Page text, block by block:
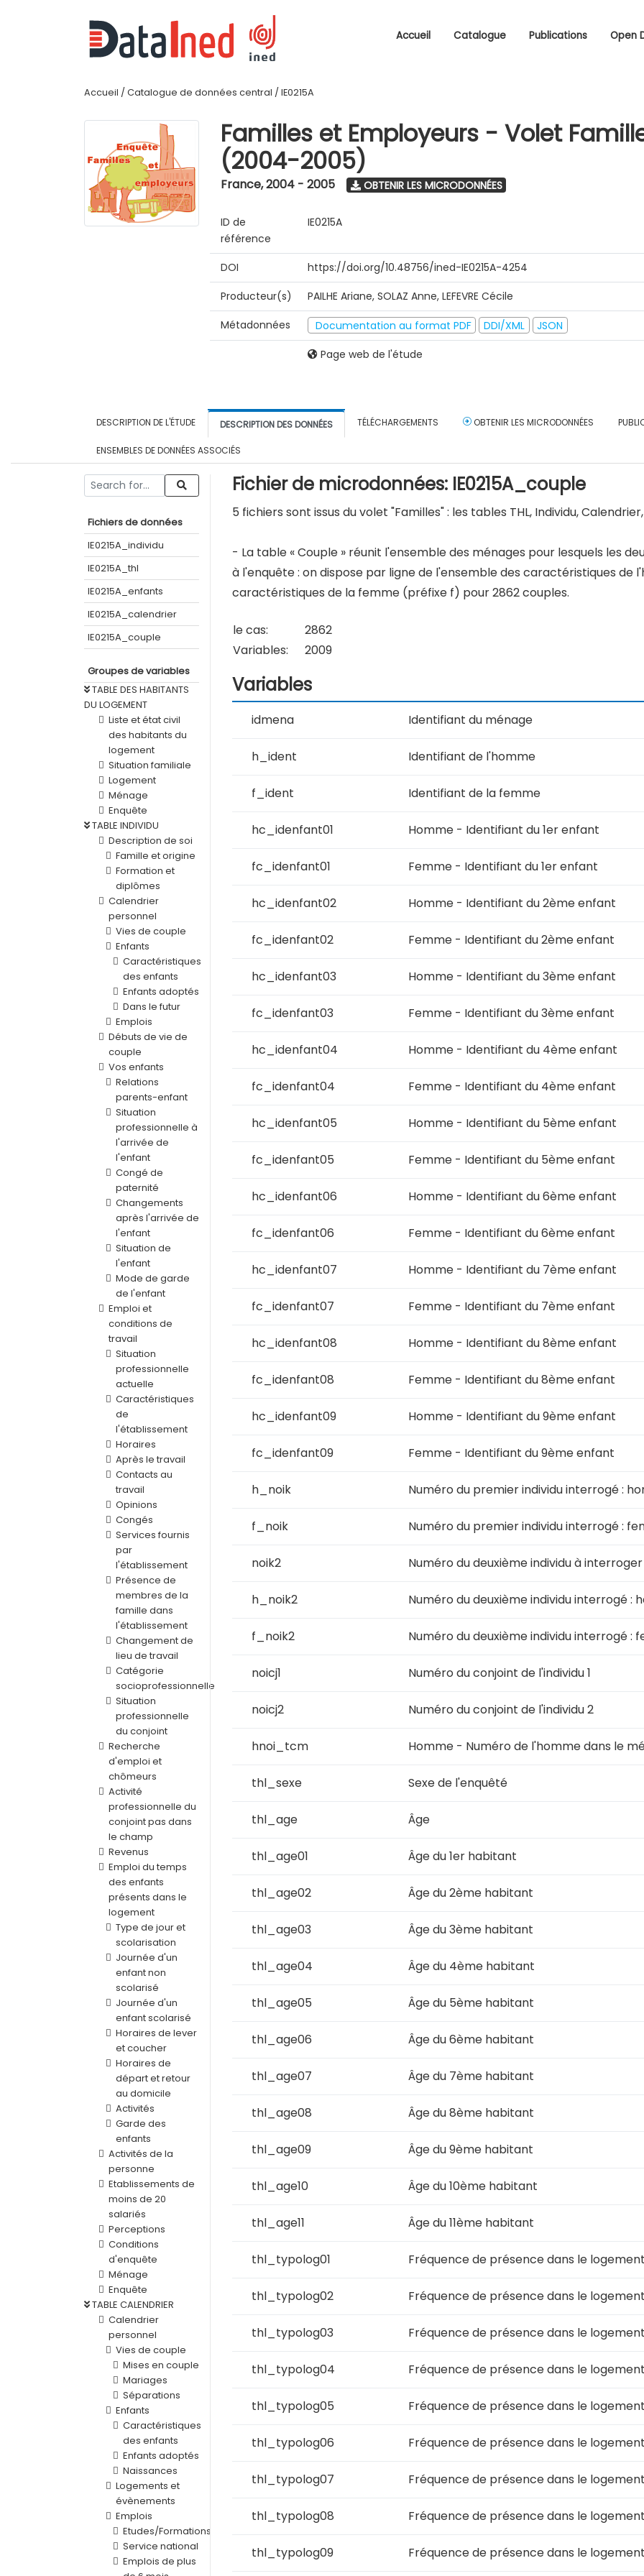
Accueil Catalogue Publications Open
Accueil / Catalogue de données central / IE0215A
Familles et Employeurs - Volet
(2004-2005)
France,2004 - 2005 OBTENIR LES MICRODONNÉES
ID de
référence
IE0215A
DOI
https://doi.org/10.48756/ined-IE0215A-4254
Producteur(s)
PAILHE Ariane, SOLAZ Anne, LEFEVRE Cécile
Métadonnées
Documentation au format PDF DDI/XML
JSON
Page web de l'étude
DESCRIPTION DE L'ÉTUDE DESCRIPTION DES DONNÉES TÉLÉCHARGEMENTS OBTENIR LES MICRODONNÉES
ENSEMBLES DE DONNÉES ASSOCIÉS
Fichiers de données
IE0215A_individu
IE0215A_thl
IE0215A_enfants
IE0215A_calendrier
IE0215A_couple
Groupes de variables
TABLE DES HABITANTS
DU LOGEMENT
Liste et état civil
des habitants du
logement
Situation familiale
Logement
Ménage
Enquête
TABLE INDIVIDU
Description de soi
Famille et origine
Formation et
diplômes
Calendrier
personnel
Vies de couple
Enfants
Caractéristiques
des enfants
Enfants adoptés
Dans le futur
Emplois
Débuts de vie de
couple
Vos enfants
Relations
parents-enfant
Situation
professionnelle à
l'arrivée de
l'enfant
Congé de
paternité
Changements
après l'arrivée de
l'enfant
Situation de
l'enfant
Mode de garde
de l'enfant
Emploi et
conditions de
travail
Situation
professionnelle
actuelle
Caractéristiques
de
l'établissement
Horaires
Après le travail
Contacts au
travail
Opinions
Congés
Services fournis
par
l'établissement
Présence de
membres de la
famille dans
l'établissement
Changement de
lieu de travail
Catégorie
socioprofessionnelle
Situation
professionnelle
du conjoint
Recherche
d'emploi et
chômeurs
Activité
professionnelle du
conjoint pas dans
le champ
Revenus
Emploi du temps
des enfants
présents dans le
logement
Type de jour et
scolarisation
Journée d'un
enfant non
scolarisé
Journée d'un
enfant scolarisé
Horaires de lever
et coucher
Horaires de
départ et retour
au domicile
Activités
Garde des
enfants
Activités de la
personne
Etablissements de
moins de 20
salariés
Perceptions
Conditions
d'enquête
Ménage
Enquête
TABLE CALENDRIER
Calendrier
personnel
Vies de couple
Mises en couple
Mariages
Séparations
Enfants
Caractéristiques
des enfants
Enfants adoptés
Naissances
Logements et
évènements
Emplois
Etudes/Formations
Service national
Emplois de plus
Fichier de microdonnées: IE0215A_couple
5 fichiers sont issus du volet "Familles" : les tables THL, Individu,
- La table « Couple » réunit l'ensemble des ménages pour lesquels les
à l'enquête : on dispose par ligne de l'ensemble des caractéristiques
caractéristiques de la femme (préfixe f) pour 2862 couples.
le cas:
2862
Variables:
2009
Variables
idmena Identifiant du ménage
h_ident Identifiant de l'homme
f_ident Identifiant de la femme
hc_idenfant01 Homme - Identifiant du 1er enfant
fc_idenfant01 Femme - Identifiant du 1er enfant
hc_idenfant02 Homme - Identifiant du 2ème enfant
fc_idenfant02 Femme - Identifiant du 2ème enfant
hc_idenfant03 Homme - Identifiant du 3ème enfant
fc_idenfant03 Femme - Identifiant du 3ème enfant
hc_idenfant04 Homme - Identifiant du 4ème enfant
fc_idenfant04 Femme - Identifiant du 4ème enfant
hc_idenfant05 Homme - Identifiant du 5ème enfant
fc_idenfant05 Femme - Identifiant du 5ème enfant
hc_idenfant06 Homme - Identifiant du 6ème enfant
fc_idenfant06 Femme - Identifiant du 6ème enfant
hc_idenfant07 Homme - Identifiant du 7ème enfant
fc_idenfant07 Femme - Identifiant du 7ème enfant
hc_idenfant08 Homme - Identifiant du 8ème enfant
fc_idenfant08 Femme - Identifiant du 8ème enfant
hc_idenfant09 Homme - Identifiant du 9ème enfant
fc_idenfant09 Femme - Identifiant du 9ème enfant
h_noik Numéro du premier individu interrogé :
f_noik Numéro du premier individu interrogé :
noik2 Numéro du deuxième individu à interroger
h_noik2 Numéro du deuxième individu interrogé :
f_noik2 Numéro du deuxième individu interrogé :
noicj1 Numéro du conjoint de l'individu 1
noicj2 Numéro du conjoint de l'individu 2
hnoi_tcm Homme - Numéro de l'homme dans le
thl_sexe Sexe de l'enquêté
thl_age Âge
thl_age01 Âge du 1er habitant
thl_age02 Âge du 2ème habitant
thl_age03 Âge du 3ème habitant
thl_age04 Âge du 4ème habitant
thl_age05 Âge du 5ème habitant
thl_age06 Âge du 6ème habitant
thl_age07 Âge du 7ème habitant
thl_age08 Âge du 8ème habitant
thl_age09 Âge du 9ème habitant
thl_age10 Âge du 10ème habitant
thl_age11 Âge du 11ème habitant
thl_typolog01 Fréquence de présence dans le
thl_typolog02 Fréquence de présence dans le
thl_typolog03 Fréquence de présence dans le
thl_typolog04 Fréquence de présence dans le
thl_typolog05 Fréquence de présence dans le
thl_typolog06 Fréquence de présence dans le
thl_typolog07 Fréquence de présence dans le
thl_typolog08 Fréquence de présence dans le
thl_typolog09 Fréquence de présence dans le